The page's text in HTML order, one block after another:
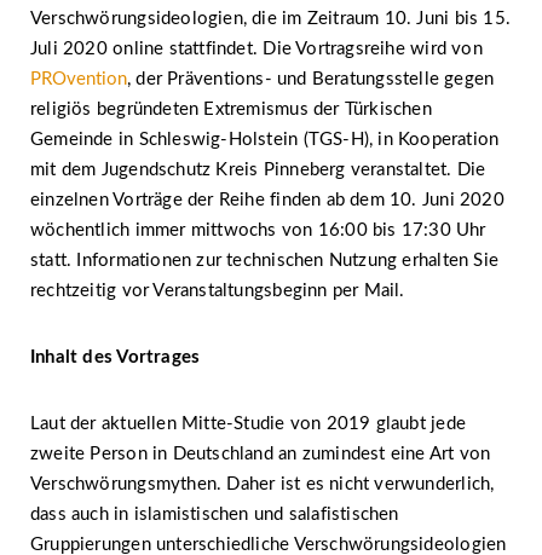
Verschwörungsideologien, die im Zeitraum 10. Juni bis 15.
Juli 2020 online stattfindet. Die Vortragsreihe wird von
PROvention, der Präventions- und Beratungsstelle gegen
religiös begründeten Extremismus der Türkischen
Gemeinde in Schleswig-Holstein (TGS-H), in Kooperation
mit dem Jugendschutz Kreis Pinneberg veranstaltet. Die
einzelnen Vorträge der Reihe finden ab dem 10. Juni 2020
wöchentlich immer mittwochs von 16:00 bis 17:30 Uhr
statt. Informationen zur technischen Nutzung erhalten Sie
rechtzeitig vor Veranstaltungsbeginn per Mail.
Inhalt des Vortrages
Laut der aktuellen Mitte-Studie von 2019 glaubt jede
zweite Person in Deutschland an zumindest eine Art von
Verschwörungsmythen. Daher ist es nicht verwunderlich,
dass auch in islamistischen und salafistischen
Gruppierungen unterschiedliche Verschwörungsideologien